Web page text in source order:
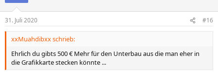
31. Juli 2020 #16
xxMuahdibxx schrieb:
Ehrlich du gibts 500 € Mehr für den Unterbau aus die man eher in
die Grafikkarte stecken könnte ...